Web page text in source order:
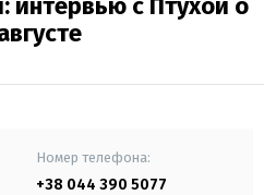
Номер телефона:
+38 044 390 5077